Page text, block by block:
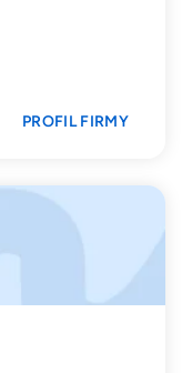
PROFIL FIRMY